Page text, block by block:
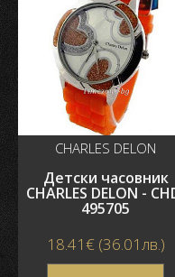
CHARLES DELON
Детски часовник
CHARLES DELON -
495705
18.41€ (36.01лв.)